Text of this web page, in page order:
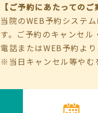
【ご予約にあたってのご
当院のWEB予約システ
す。ご予約のキャンセ
電話またはWEB予約より
※当日キャンセル等やむ